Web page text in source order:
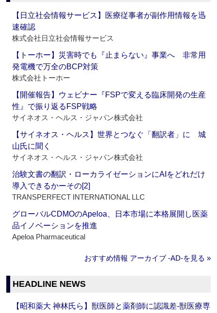
【日立社会情報サービス】医療従事者が副作用情報を迅
速確認
株式会社日立社会情報サービス
【トーホー】災害時でも『止まらない』事業へ 非常用
発電機で万全のBCP対策
株式会社トーホー
【開催報告】ウェビナー『FSPで変える臨床開発の生産
性』で振り返るFSP戦略
サイネオス・ヘルス・ジャパン株式会社
【サイネオス・ヘルス】世界とつなぐ「翻訳者」に 城
山氏に聞く
サイネオス・ヘルス・ジャパン株式会社
治験文書の翻訳・ローカライゼーションにAIをどれだけ
導入できるかーその[2]
TRANSPERFECT INTERNATIONAL LLC
グローバルCDMOのApeloa、日本市場に本格展開し医薬
品イノベーションを推進
Apeloa Pharmaceutical
おすすめ情報 アーカイブ ‐AD‐を見る »
HEADLINE NEWS
【昭和薬大 神林氏ら】獣医師と薬剤師に認識差‐獣医療専